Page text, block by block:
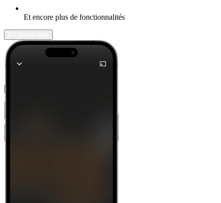
Et encore plus de fonctionnalités